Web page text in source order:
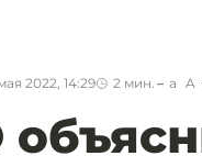
2022, 14:29 2 мин. a A